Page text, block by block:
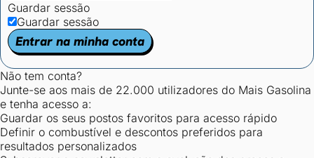
Guardar sessão
Guardar sessão
Entrar na minha conta
Não tem conta?
Junte-se aos mais de 22.000 utilizadores do Mais Gasolina
e tenha acesso a:
Guardar os seus postos favoritos para acesso rápido
Definir o combustível e descontos preferidos para
resultados personalizados